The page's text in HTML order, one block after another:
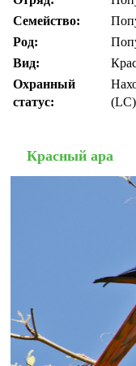
Семейство:
Род:
Вид:
Охранный
статус:
(LC)
Красный ара